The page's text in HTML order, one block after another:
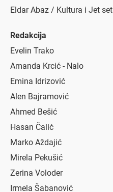
Eldar Abaz / Kultura i Jet set
Redakcija
Evelin Trako
Amanda Krcić - Nalo
Emina Idrizović
Alen Bajramović
Ahmed Bešić
Hasan Čalić
Marko Aždajić
Mirela Pekušić
Zerina Voloder
Irmela Šabanović